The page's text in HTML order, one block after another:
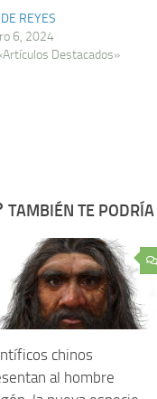
REYES
6, 2024
Destacados»
TAMBIÉN TE PODRÍA
chinos
al hombre